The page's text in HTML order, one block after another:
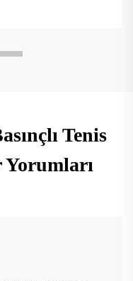
Tenis
Yorumları